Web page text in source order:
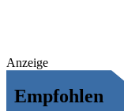
Anzeige
Empfohlen